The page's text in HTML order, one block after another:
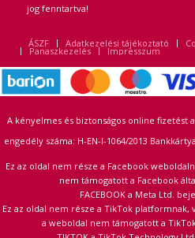
jog fenntartva!
ÁSZF Adatkezelési tájékoztató
Panaszkezelés Impresszum
A kényelmes és biztonságos online fizetést
engedély száma: H-EN-I-1064/2013
Ez az oldal nem része a Facebook
nem támogatott a Facebook
FACEBOOK a Meta Ltd.
Ez az oldal nem része a TikTok platformnak,
a weboldal nem támogatott a